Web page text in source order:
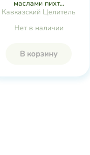
маслами пихт...
Кавказский Целитель
Нет в наличии
В корзину